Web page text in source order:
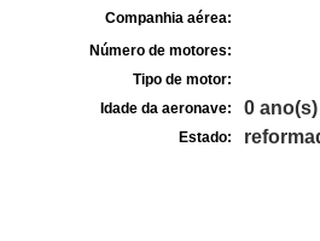
Companhia aérea:
Número de motores:
Tipo de motor:
Idade da aeronave:
0 ano(s)
Estado: